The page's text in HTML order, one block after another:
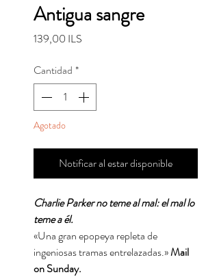
Antigua sangre
139,00 ILS
Cantidad *
Agotado
Notificar al estar disponible
Charlie Parker no teme al mal: el mal lo
teme a él.
«Una gran epopeya repleta de
ingeniosas tramas entrelazadas.»Mail
on Sunday.